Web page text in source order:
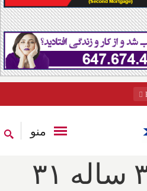
منو
این مرد ۳۰ ساله ۳۱